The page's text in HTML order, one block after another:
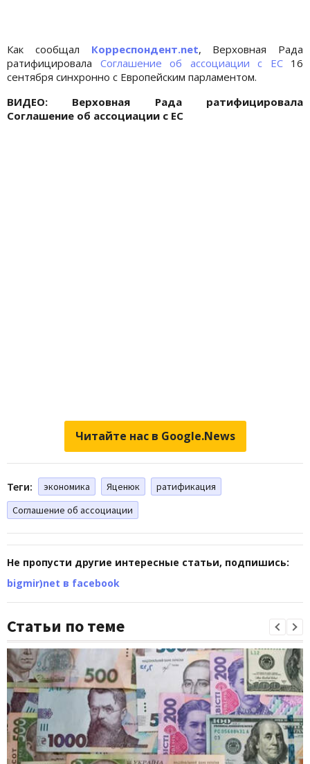
Как сообщал Корреспондент.net, Верховная Рада
ратифицировала Соглашение об ассоциации с ЕС16
сентября синхронно с Европейским парламентом.
ВИДЕО: Верховная Рада ратифицировала
Соглашение об ассоциации с ЕС
Читайте нас в Google.News
Теги: экономика Яценюк
ратификация
Соглашение об ассоциации
Не пропусти другие интересные статьи, подпишись:
bigmir)net в facebook
Статьи по теме